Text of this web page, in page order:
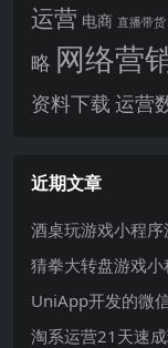
运营 电商 直播带货
略 网络营
资料下载 运营
近期文章
酒桌玩游戏小程
猜拳大转盘游戏
UniApp开发的微
淘系运营21天速